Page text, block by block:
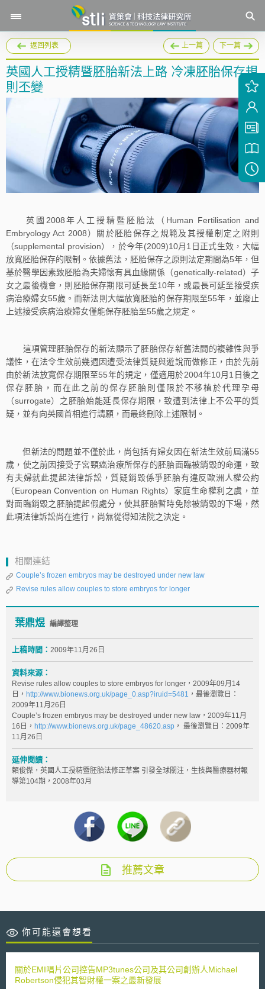
返回列表 上一篇 下一篇
英國人工授精暨胚胎新法上路 冷凍胚胎保存規
則丕變
英國2008年人工授精暨胚胎法（Human Fertilisation and
Embryology Act 2008）關於胚胎保存之規範及其授權制定之附則
（supplemental provision），於今年(2009)10月1日正式生效，大幅
放寬胚胎保存的限制。依據舊法，胚胎保存之原則法定期間為5年，但
基於醫學因素致胚胎為夫婦懷有具血緣關係（genetically-related）子
女之最後機會，則胚胎保存期限可延長至10年，或最長可延至接受疾
病治療婦女55歲。而新法則大幅放寬胚胎的保存期限至55年，並廢止
上述接受疾病治療婦女僅能保存胚胎至55歲之規定。
這項管理胚胎保存的新法顯示了胚胎保存新舊法間的複雜性與爭
議性，在法令生效前幾週因遭受法律質疑與遊說而做修正，由於先前
由於新法放寬保存期限至55年的規定，僅適用於2004年10月1日後之
保存胚胎，而在此之前的保存胚胎則僅限於不移植於代理孕母
（surrogate）之胚胎始能延長保存期限，致遭到法律上不公平的質
疑，並有向英國首相進行請願，而最終刪除上述限制。
但新法的問題並不僅於此，尚包括有婦女因在新法生效前屆滿55
歲，使之前因接受子宮頸癌治療所保存的胚胎面臨被銷毀的命運，致
有夫婦就此提起法律訴訟，質疑銷毀係爭胚胎有違反歐洲人權公約
（European Convention on Human Rights）家庭生命權利之虞，並
對面臨銷毀之胚胎提起假處分，使其胚胎暫時免除被銷毀的下場，然
此項法律訴訟尚在進行，尚無從得知法院之決定。
相關連結
Couple’s frozen embryos may be destroyed under new law
Revise rules allow couples to store embryos for longer
葉鼎煜 編譯整理
上稿時間： 2009年11月26日
資料來源：
Revise rules allow couples to store embryos for longer，2009年09月14
日， http://www.bionews.org.uk/page_0.asp?iruid=5481 ，最後瀏覽日：
2009年11月26日
Couple’s frozen embryos may be destroyed under new law，2009年11月
16日， http://www.bionews.org.uk/page_48620.asp ， 最後瀏覽日：2009年
11月26日
延伸閱讀：
賴俊傑，英國人工授精暨胚胎法修正草案 引發全球關注，生技與醫療器材報
導第104期，2008年03月
推薦文章
你可能還會想看
關於EMI唱片公司控告MP3tunes公司及其公司創辦人Michael
Robertson侵犯其智財權一案之最新發展